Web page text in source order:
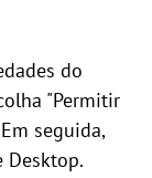
do
"Permitir
seguida,
Desktop.